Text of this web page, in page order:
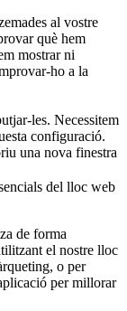
al vostre
què hem
mostrar ni
ho a la
les. Necessitem
configuració.
una nova finestra
del lloc web
de forma
el nostre lloc
o per
per millorar